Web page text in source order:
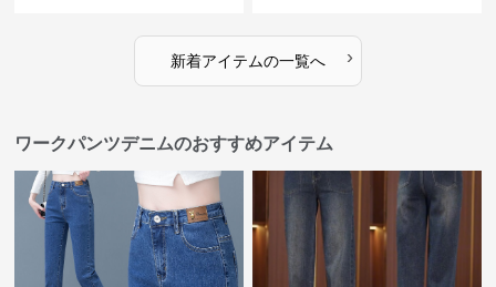
新着アイテムの一覧へ ›
ワークパンツデニムのおすすめアイテム